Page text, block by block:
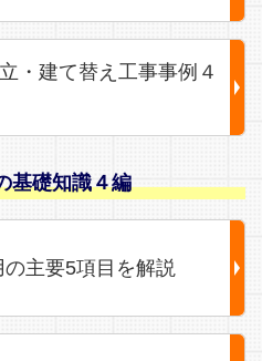
・建て替え工事事例４
基礎知識４編
主要5項目を解説